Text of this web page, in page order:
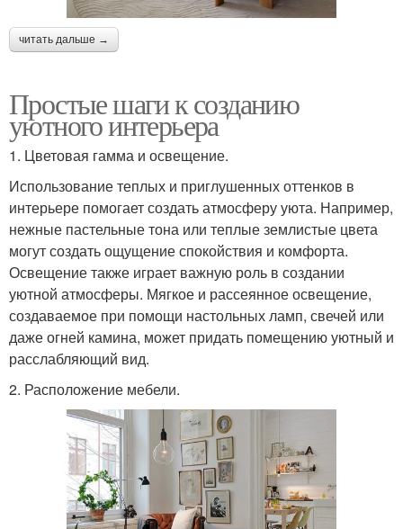
читать дальше →
Простые шаги к созданию
уютного интерьера
1. Цветовая гамма и освещение.
Использование теплых и приглушенных оттенков в
интерьере помогает создать атмосферу уюта. Например,
нежные пастельные тона или теплые землистые цвета
могут создать ощущение спокойствия и комфорта.
Освещение также играет важную роль в создании
уютной атмосферы. Мягкое и рассеянное освещение,
создаваемое при помощи настольных ламп, свечей или
даже огней камина, может придать помещению уютный и
расслабляющий вид.
2. Расположение мебели.